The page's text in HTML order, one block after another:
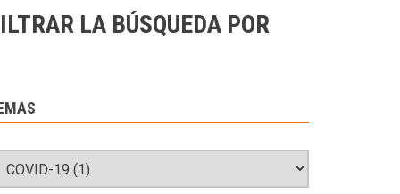
LA BÚSQUEDA POR